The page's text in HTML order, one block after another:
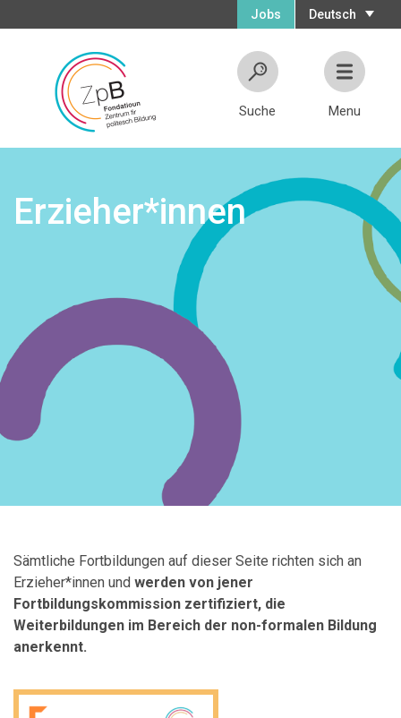
Deutsch
Jobs
Suche Menu
Erzieher*innen
Sämtliche Fortbildungen auf dieser Seite richten sich an
Erzieher*innen und werden von jener
Fortbildungskommission zertifiziert, die
Weiterbildungen im Bereich der non-formalen Bildung
anerkennt.